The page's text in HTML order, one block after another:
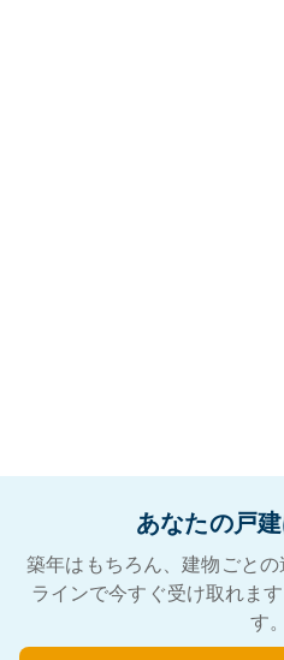
あなたの戸
築年はもちろん、建物ごと
ラインで今すぐ受け取れま
す。